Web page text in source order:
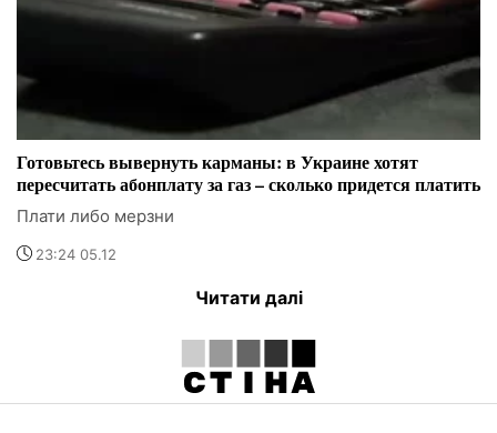
Готовьтесь вывернуть карманы: в Украине хотят
пересчитать абонплату за газ – сколько придется платить
Плати либо мерзни
23:24 05.12
Читати далі